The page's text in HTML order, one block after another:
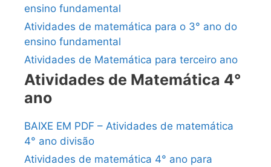
ensino fundamental
Atividades de matemática para o 3° ano do
ensino fundamental
Atividades de Matemática para terceiro ano
Atividades de Matemática 4°
ano
BAIXE EM PDF – Atividades de matemática
4° ano divisão
Atividades de matemática 4° ano para